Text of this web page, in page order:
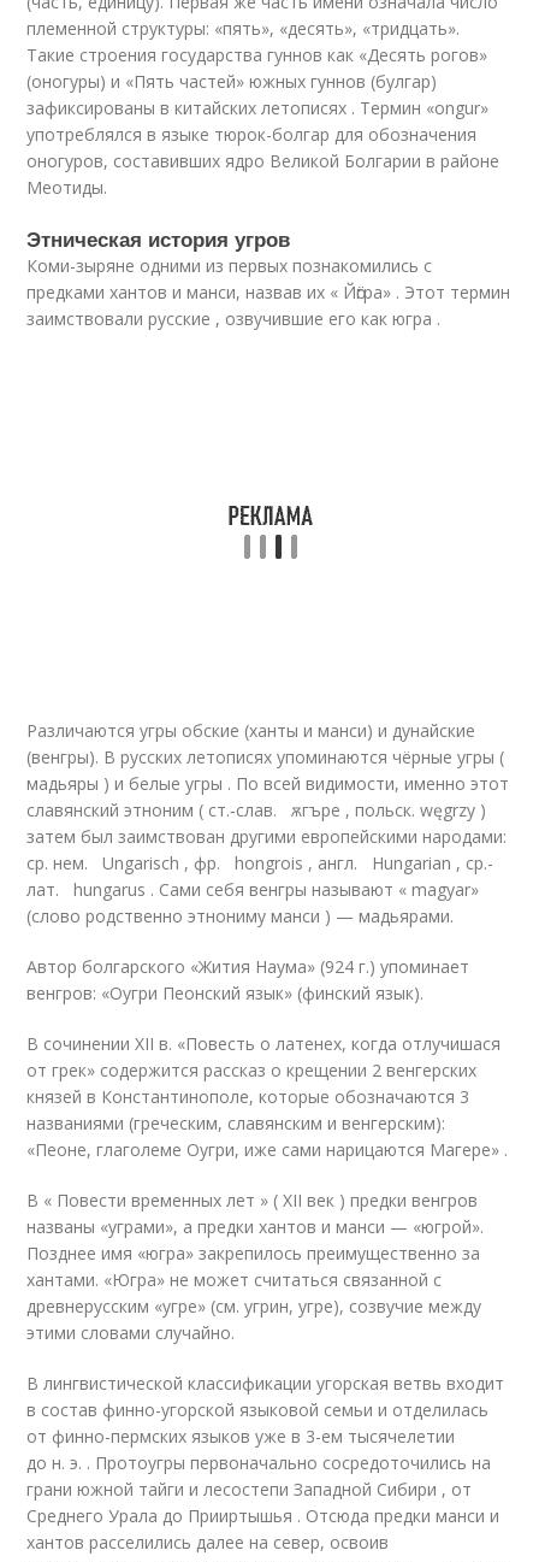
племенной структуры: «пять», «десять», «тридцать».
Такие строения государства гуннов как «Десять рогов»
(оногуры) и «Пять частей» южных гуннов (булгар)
зафиксированы в китайских летописях . Термин «ongur»
употреблялся в языке тюрок-болгар для обозначения
оногуров, составивших ядро Великой Болгарии в районе
Меотиды.
Этническая история угров
Коми-зыряне одними из первых познакомились с
предками хантов и манси, назвав их « Йӧгра» . Этот термин
заимствовали русские , озвучившие его как югра .
Различаются угры обские (ханты и манси) и дунайские
(венгры). В русских летописях упоминаются чёрные угры (
мадьяры ) и белые угры . По всей видимости, именно этот
славянский этноним ( ст.‑слав. ѫгъре , польск. węgrzy )
затем был заимствован другими европейскими народами:
ср. нем. Ungarisch , фр. hongrois , англ. Hungarian , ср.-
лат. hungarus . Сами себя венгры называют « magyar»
(слово родственно этнониму манси ) — мадьярами.
Автор болгарского «Жития Наума» (924 г.) упоминает
венгров: «Оугри Пеонский язык» (финский язык).
В сочинении XII в. «Повесть о латенех, когда отлучишася
от грек» содержится рассказ о крещении 2 венгерских
князей в Константинополе, которые обозначаются 3
названиями (греческим, славянским и венгерским):
«Пеоне, глаголеме Оугри, иже сами нарицаются Магере» .
В « Повести временных лет » ( XII век ) предки венгров
названы «уграми», а предки хантов и манси — «югрой».
Позднее имя «югра» закрепилось преимущественно за
хантами. «Югра» не может считаться связанной с
древнерусским «угре» (см. угрин, угре), созвучие между
этими словами случайно.
В лингвистической классификации угорская ветвь входит
в состав финно-угорской языковой семьи и отделилась
от финно-пермских языков уже в 3-ем тысячелетии
до н. э. . Протоугры первоначально сосредоточились на
грани южной тайги и лесостепи Западной Сибири , от
Среднего Урала до Прииртышья . Отсюда предки манси и
хантов расселились далее на север, освоив